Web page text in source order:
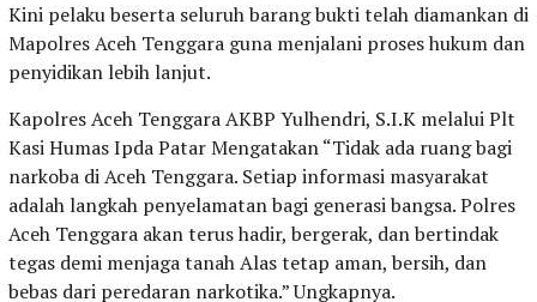
Kini pelaku beserta seluruh barang bukti telah diamankan di
Mapolres Aceh Tenggara guna menjalani proses hukum dan
penyidikan lebih lanjut.
Kapolres Aceh Tenggara AKBP Yulhendri, S.I.K melalui Plt
Kasi Humas Ipda Patar Mengatakan “Tidak ada ruang bagi
narkoba di Aceh Tenggara. Setiap informasi masyarakat
adalah langkah penyelamatan bagi generasi bangsa. Polres
Aceh Tenggara akan terus hadir, bergerak, dan bertindak
tegas demi menjaga tanah Alas tetap aman, bersih, dan
bebas dari peredaran narkotika.” Ungkapnya.